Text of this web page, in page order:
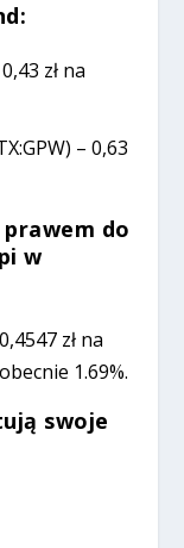
zł na
– 0,63
do
w
zł na
1.69%.
swoje